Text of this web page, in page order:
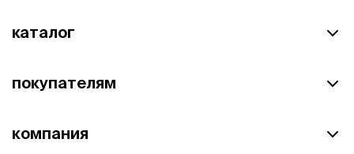
каталог
покупателям
компания